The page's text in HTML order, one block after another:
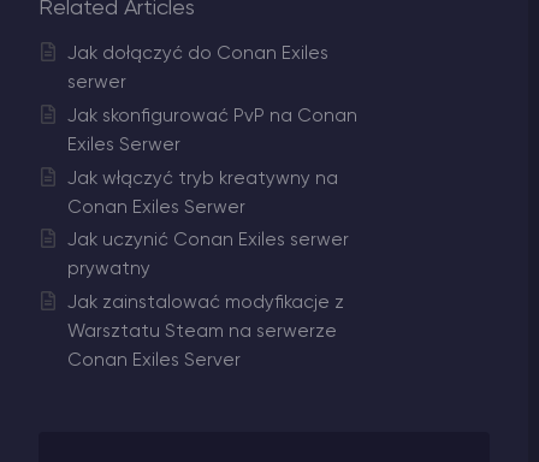
Related Articles
Jak dołączyć do Conan Exiles
serwer
Jak skonfigurować PvP na Conan
Exiles Serwer
Jak włączyć tryb kreatywny na
Conan Exiles Serwer
Jak uczynić Conan Exiles serwer
prywatny
Jak zainstalować modyfikacje z
Warsztatu Steam na serwerze
Conan Exiles Server